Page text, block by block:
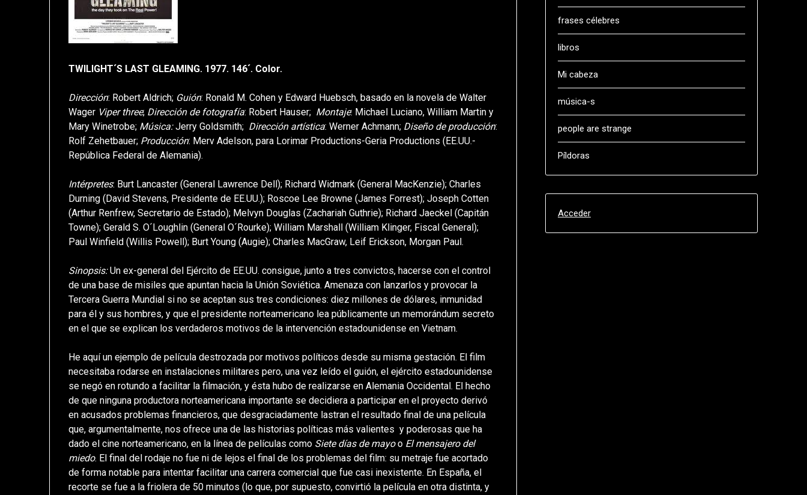
TWILIGHT´S LAST GLEAMING. 1977. 146´. Color.
Dirección: Robert Aldrich; Guión: Ronald M. Cohen y Edward Huebsch, basado en la novela de Walter
Wager Viper three; Dirección de fotografía: Robert Hauser; Montaje: Michael Luciano, William Martin y
Mary Winetrobe; Música:Jerry Goldsmith; Dirección artística: Werner Achmann; Diseño de producción:
Rolf Zehetbauer; Producción: Merv Adelson, para Lorimar Productions-Geria Productions (EE.UU.-
República Federal de Alemania).
Intérpretes: Burt Lancaster (General Lawrence Dell); Richard Widmark (General MacKenzie); Charles
Durning (David Stevens, Presidente de EE.UU.); Roscoe Lee Browne (James Forrest); Joseph Cotten
(Arthur Renfrew, Secretario de Estado); Melvyn Douglas (Zachariah Guthrie); Richard Jaeckel (Capitán
Towne); Gerald S. O´Loughlin (General O´Rourke); William Marshall (William Klinger, Fiscal General);
Paul Winfield (Willis Powell); Burt Young (Augie); Charles MacGraw, Leif Erickson, Morgan Paul.
Sinopsis:Un ex-general del Ejército de EE.UU. consigue, junto a tres convictos, hacerse con el control
de una base de misiles que apuntan hacia la Unión Soviética. Amenaza con lanzarlos y provocar la
Tercera Guerra Mundial si no se aceptan sus tres condiciones: diez millones de dólares, inmunidad
para él y sus hombres, y que el presidente norteamericano lea públicamente un memorándum secreto
en el que se explican los verdaderos motivos de la intervención estadounidense en Vietnam.
He aquí un ejemplo de película destrozada por motivos políticos desde su misma gestación. El film
necesitaba rodarse en instalaciones militares pero, una vez leído el guión, el ejército estadounidense
se negó en rotundo a facilitar la filmación, y ésta hubo de realizarse en Alemania Occidental. El hecho
de que ninguna productora norteamericana importante se decidiera a participar en el proyecto derivó
en acusados problemas financieros, que desgraciadamente lastran el resultado final de una película
que, argumentalmente, nos ofrece una de las historias políticas más valientes y poderosas que ha
dado el cine norteamericano, en la línea de películas como Siete días de mayoo El mensajero del
miedo. El final del rodaje no fue ni de lejos el final de los problemas del film: su metraje fue acortado
de forma notable para intentar facilitar una carrera comercial que fue casi inexistente. En España, el
recorte se fue a la friolera de 50 minutos (lo que, por supuesto, convirtió la película en otra distinta, y
frases célebres
libros
Mi cabeza
música-s
people are strange
Píldoras
Acceder